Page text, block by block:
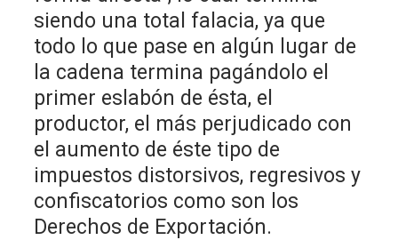
siendo una total falacia, ya que
todo lo que pase en algún lugar de
la cadena termina pagándolo el
primer eslabón de ésta, el
productor, el más perjudicado con
el aumento de éste tipo de
impuestos distorsivos, regresivos y
confiscatorios como son los
Derechos de Exportación.